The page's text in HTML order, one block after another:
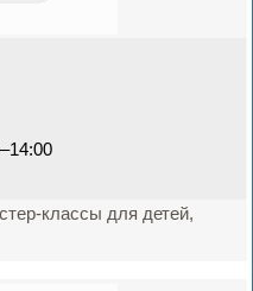
классы для детей,